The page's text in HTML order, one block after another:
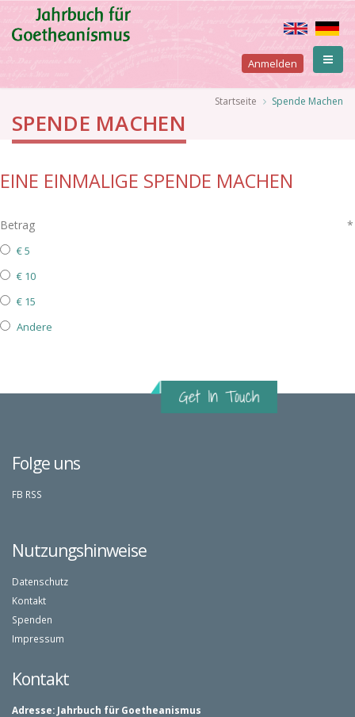
zum
Inhalt
User
account
Anmelden
Startseite Spende Machen
SPENDE MACHEN
EINE EINMALIGE SPENDE MACHEN
Betrag
€ 5
€ 10
€ 15
Andere
Folge uns
FB RSS
Nutzungshinweise
Datenschutz
Kontakt
Spenden
Impressum
Kontakt
Adresse: Jahrbuch für Goetheanismus